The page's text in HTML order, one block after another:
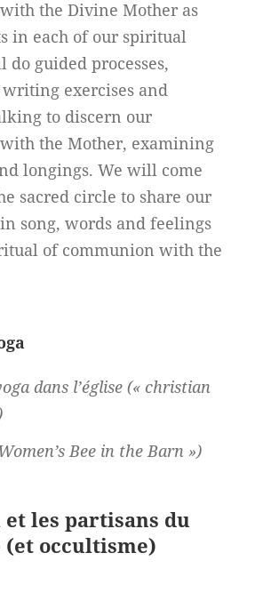
the Divine Mother as
in each of our spiritual
guided processes,
exercises and
to discern our
the Mother, examining
longings. We will come
sacred circle to share our
song, words and feelings
of communion with the
dans l’église (« christian
Bee in the Barn »)
et les partisans du
(et occultisme)